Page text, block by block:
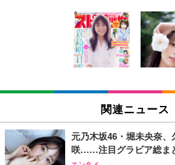
[EdoErgo] オフィスチェア
い 跳ね上げ式アームレスト
キング pc 事務椅子 360度回
ン樹脂ベース 通気性メッシ
(黒網+黒枠+黒足)
￥5,699
SIHOO B100 オフィスチェ
ュチェア 人間工学 疲れない
￥27,999
Sezlife オフィスチェア デス
EIZO ビジネス向けプレミア
EV3240X-WT | 31.5型4K
イト
￥105,595
EIZO ビジネス向けプレミア
￥109,572
Amazonベーシック ペット
回使い捨て 無香料 ホワイト
￥3,373
Amazonベーシック ペット
x2袋(84枚) ホワイト(吸収面:
￥3,234
関連ニュース
元乃木坂46・堀未央奈
咲……注目グラビア総ま